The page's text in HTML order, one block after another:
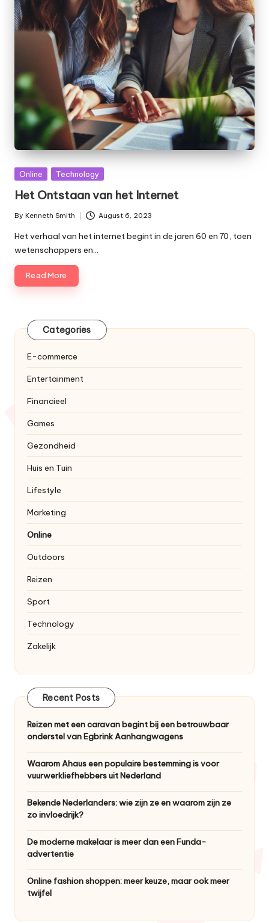
Posted
Online Technology
Het Ontstaan van het Internet
Posted
by
By Kenneth Smith August 6, 2023
Het verhaal van het internet begint in de jaren 60 en 70, toen
wetenschappers en…
Read More
Categories
E-commerce
Entertainment
Financieel
Games
Gezondheid
Huis en Tuin
Lifestyle
Marketing
Online
Outdoors
Reizen
Sport
Technology
Zakelijk
Recent Posts
Reizen met een caravan begint bij een betrouwbaar
onderstel van Egbrink Aanhangwagens
Waarom Ahaus een populaire bestemming is voor
vuurwerkliefhebbers uit Nederland
Bekende Nederlanders: wie zijn ze en waarom zijn ze
zo invloedrijk?
De moderne makelaar is meer dan een Funda-
advertentie
Online fashion shoppen: meer keuze, maar ook meer
twijfel